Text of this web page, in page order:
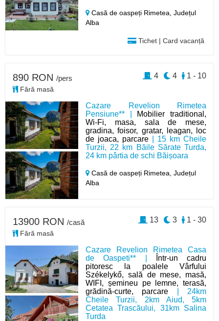
Casă de oaspeți Rimetea,Județul
Alba
Tichet | Card vacanță
Cazare Revelion Rimetea
Pensiune** | Mobilier traditional,
Wi-Fi, masa, sala de mese,
gradina, foisor, gratar, leagan, loc
de joaca, parcare | 15 km Cheile
Turzii, 22 km Băile Sărate Turda,
24 km pârtia de schi Băișoara
Casă de oaspeți Rimetea,Județul
Alba
890 RON /pers
Fără masă
1 - 10
4
4
Cazare Revelion Rimetea Casa
de Oaspeti** |
Într-un cadru
pitoresc la poalele Vârfului
Székelykő, sală de mese, masă,
WIFI, șemineu pe lemne, terasă,
grădină-curte, parcare | 24km
Cheile Turzii, 2km Aiud, 5km
Cetatea Trascăului, 31km Salina
Turda
13900 RON /casă
Fără masă
1 - 30
3
13